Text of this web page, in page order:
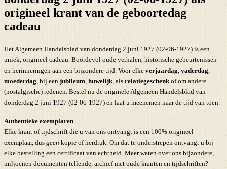
origineel krant van de geboortedag
cadeau
Het Algemeen Handelsblad van donderdag 2 juni 1927 (02-06-1927) is een
uniek, origineel cadeau. Boordevol oude verhalen, historische gebeurtenissen
en herinneringen aan een bijzondere tijd. Voor elke verjaardag vaderdag
moederdag , bij een jubileum huwelijk , als relatiegeschenk of om andere
(nostalgische) redenen. Bestel nu de originele Algemeen Handelsblad van
donderdag 2 juni 1927 (02-06-1927) en laat u meenemen naar de tijd van toen.
Authentieke exemplaren
Elke krant of tijdschrift die u van ons ontvangt is een 100% origineel
exemplaar, dus geen kopie of herdruk. Om dat te onderstrepen ontvangt u bij
elke bestelling een certificaat van echtheid. Meer weten over ons bijzondere,
miljoenen documenten tellende, archief met oude kranten en tijdschriften?